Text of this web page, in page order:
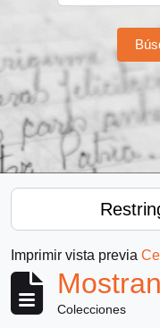
Imprimir vista previa
Colecciones